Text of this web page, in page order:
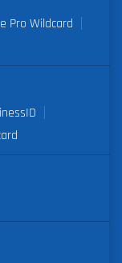
Pro Wildcard